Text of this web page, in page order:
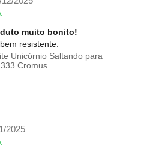
muito bonito!
resistente.
Unicórnio Saltando para
Cromus
2025